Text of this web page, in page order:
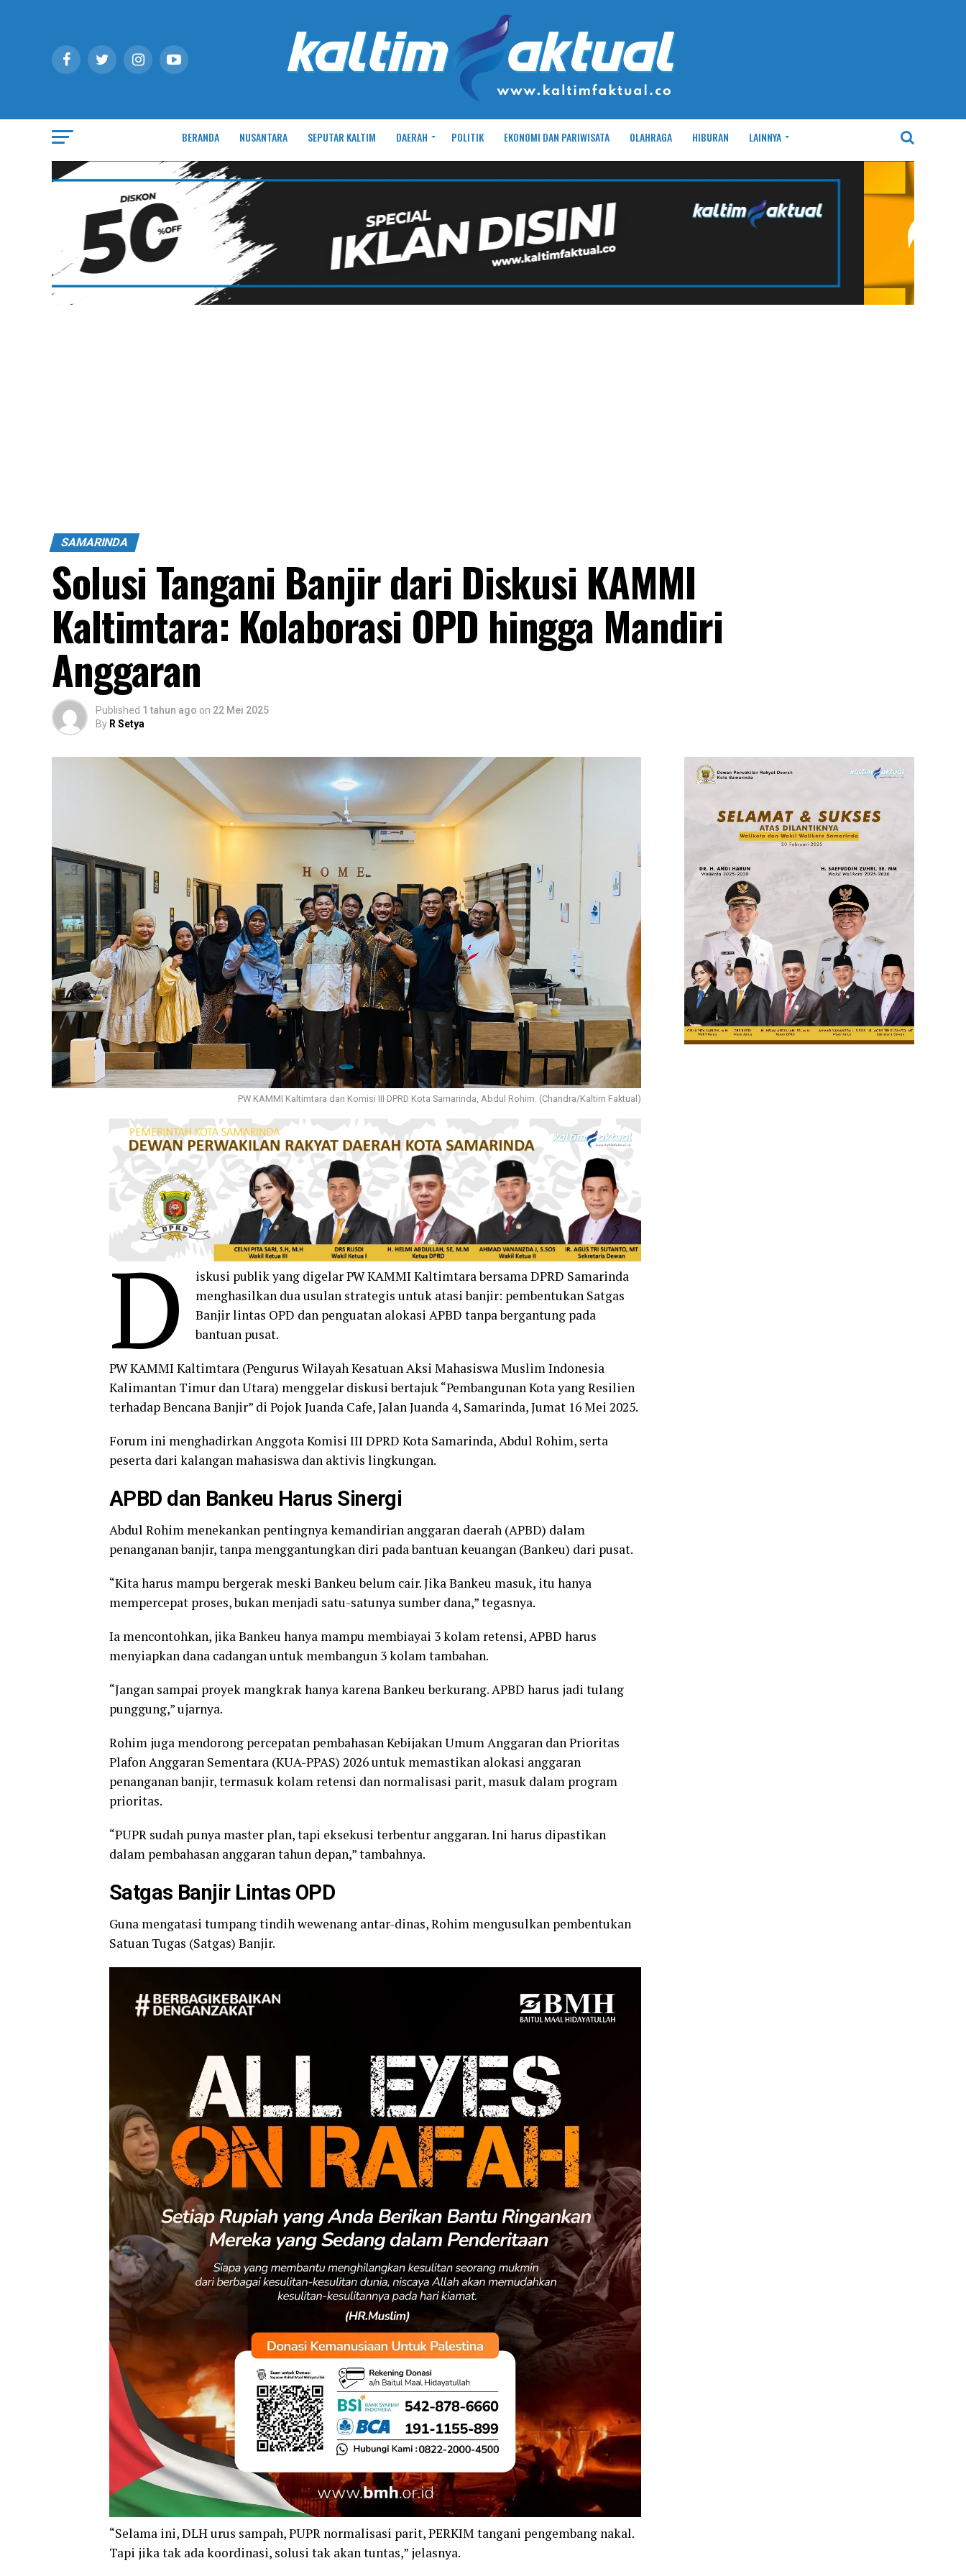
BERANDA NUSANTARA SEPUTAR KALTIM DAERAH POLITIK EKONOMI DAN PARIWISATA OLAHRAGA HIBURAN LAINNYA
SAMARINDA
Solusi Tangani Banjir dari Diskusi KAMMI
Kaltimtara: Kolaborasi OPD hingga Mandiri
Anggaran
Published 1 tahun ago on 22 Mei 2025
By R Setya
PW KAMMI Kaltimtara dan Komisi III DPRD Kota Samarinda, Abdul Rohim. (Chandra/Kaltim Faktual)
D
iskusi publik yang digelar PW KAMMI Kaltimtara bersama DPRD Samarinda
menghasilkan dua usulan strategis untuk atasi banjir: pembentukan Satgas
Banjir lintas OPD dan penguatan alokasi APBD tanpa bergantung pada
bantuan pusat.
PW KAMMI Kaltimtara (Pengurus Wilayah Kesatuan Aksi Mahasiswa Muslim Indonesia
Kalimantan Timur dan Utara) menggelar diskusi bertajuk “Pembangunan Kota yang Resilien
terhadap Bencana Banjir” di Pojok Juanda Cafe, Jalan Juanda 4, Samarinda, Jumat 16 Mei 2025.
Forum ini menghadirkan Anggota Komisi III DPRD Kota Samarinda, Abdul Rohim, serta
peserta dari kalangan mahasiswa dan aktivis lingkungan.
APBD dan Bankeu Harus Sinergi
Abdul Rohim menekankan pentingnya kemandirian anggaran daerah (APBD) dalam
penanganan banjir, tanpa menggantungkan diri pada bantuan keuangan (Bankeu) dari pusat.
“Kita harus mampu bergerak meski Bankeu belum cair. Jika Bankeu masuk, itu hanya
mempercepat proses, bukan menjadi satu-satunya sumber dana,” tegasnya.
Ia mencontohkan, jika Bankeu hanya mampu membiayai 3 kolam retensi, APBD harus
menyiapkan dana cadangan untuk membangun 3 kolam tambahan.
“Jangan sampai proyek mangkrak hanya karena Bankeu berkurang. APBD harus jadi tulang
punggung,” ujarnya.
Rohim juga mendorong percepatan pembahasan Kebijakan Umum Anggaran dan Prioritas
Plafon Anggaran Sementara (KUA-PPAS) 2026 untuk memastikan alokasi anggaran
penanganan banjir, termasuk kolam retensi dan normalisasi parit, masuk dalam program
prioritas.
“PUPR sudah punya master plan, tapi eksekusi terbentur anggaran. Ini harus dipastikan
dalam pembahasan anggaran tahun depan,” tambahnya.
Satgas Banjir Lintas OPD
Guna mengatasi tumpang tindih wewenang antar-dinas, Rohim mengusulkan pembentukan
Satuan Tugas (Satgas) Banjir.
“Selama ini, DLH urus sampah, PUPR normalisasi parit, PERKIM tangani pengembang nakal.
Tapi jika tak ada koordinasi, solusi tak akan tuntas,” jelasnya.